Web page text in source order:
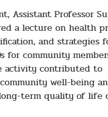
Assistant Professor
a lecture on health
and strategies
for community
activity contributed to
well-being
term quality of life